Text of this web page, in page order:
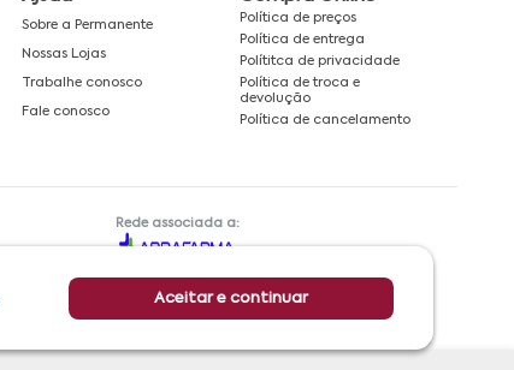
Aceitar e continuar
Sobre a Permanente
Nossas Lojas
Trabalhe conosco
Fale conosco
Política de preços
Política de entrega
Polítitca de privacidade
Política de troca e
devolução
Política de cancelamento
Rede associada a: